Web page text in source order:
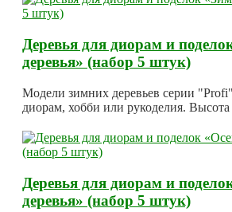
Деревья для диорам и
деревья» (набор 5 штук)
Модели зимних деревьев серии
диорам, хобби или рукоделия. Высота
Деревья для диорам и
деревья» (набор 5 штук)